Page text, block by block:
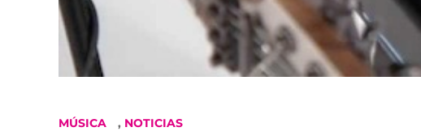
POSTED
MÚSICA , NOTICIAS